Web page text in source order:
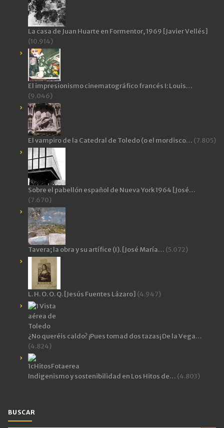
La casa de Juan Huarte en Formentor, 1969 [Javier Vellés]
(10.914)
El impresionismo cinematográfico francés I: Louis…
(9.046)
El vampiro de la Catedral de Toledo (o el mordisco… (7.805)
Sobre el pabellón español de Nueva York 1964 [José…
(7.670)
Tavera; la obra y su artífice (I). [José María… (5.072)
L. H. O. O. Q. [Jesús Fuentes Lázaro] (4.947)
¿No queréis caldo? ¡Pues tomad dos tazas¡ De la Vega…
(4.824)
Indigenismo y sostenibilidad en Los Hitos de… (4.803)
BUSCAR